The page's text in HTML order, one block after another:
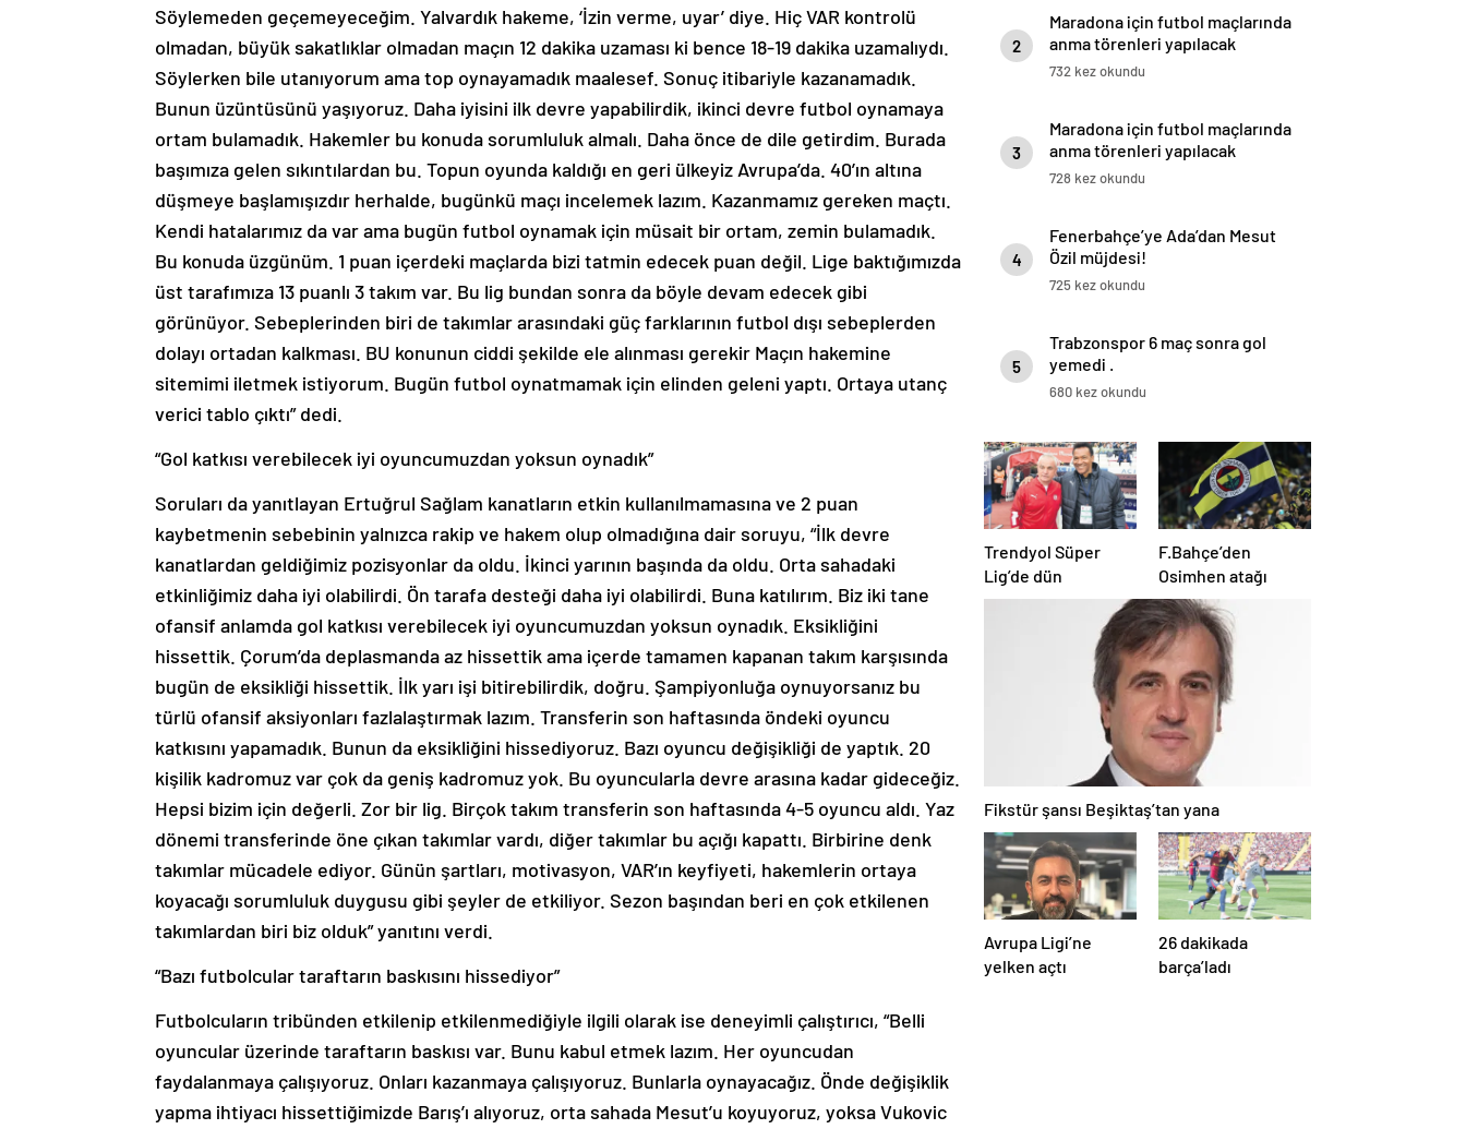
Söylemeden geçemeyeceğim. Yalvardık hakeme, ‘İzin verme, uyar’ diye. Hiç VAR kontrolü
olmadan, büyük sakatlıklar olmadan maçın 12 dakika uzaması ki bence 18-19 dakika uzamalıydı.
Söylerken bile utanıyorum ama top oynayamadık maalesef. Sonuç itibariyle kazanamadık.
Bunun üzüntüsünü yaşıyoruz. Daha iyisini ilk devre yapabilirdik, ikinci devre futbol oynamaya
ortam bulamadık. Hakemler bu konuda sorumluluk almalı. Daha önce de dile getirdim. Burada
başımıza gelen sıkıntılardan bu. Topun oyunda kaldığı en geri ülkeyiz Avrupa’da. 40’ın altına
düşmeye başlamışızdır herhalde, bugünkü maçı incelemek lazım. Kazanmamız gereken maçtı.
Kendi hatalarımız da var ama bugün futbol oynamak için müsait bir ortam, zemin bulamadık.
Bu konuda üzgünüm. 1 puan içerdeki maçlarda bizi tatmin edecek puan değil. Lige baktığımızda
üst tarafımıza 13 puanlı 3 takım var. Bu lig bundan sonra da böyle devam edecek gibi
görünüyor. Sebeplerinden biri de takımlar arasındaki güç farklarının futbol dışı sebeplerden
dolayı ortadan kalkması. BU konunun ciddi şekilde ele alınması gerekir Maçın hakemine
sitemimi iletmek istiyorum. Bugün futbol oynatmamak için elinden geleni yaptı. Ortaya utanç
verici tablo çıktı” dedi.
“Gol katkısı verebilecek iyi oyuncumuzdan yoksun oynadık”
Soruları da yanıtlayan Ertuğrul Sağlam kanatların etkin kullanılmamasına ve 2 puan
kaybetmenin sebebinin yalnızca rakip ve hakem olup olmadığına dair soruyu, “İlk devre
kanatlardan geldiğimiz pozisyonlar da oldu. İkinci yarının başında da oldu. Orta sahadaki
etkinliğimiz daha iyi olabilirdi. Ön tarafa desteği daha iyi olabilirdi. Buna katılırım. Biz iki tane
ofansif anlamda gol katkısı verebilecek iyi oyuncumuzdan yoksun oynadık. Eksikliğini
hissettik. Çorum’da deplasmanda az hissettik ama içerde tamamen kapanan takım karşısında
bugün de eksikliği hissettik. İlk yarı işi bitirebilirdik, doğru. Şampiyonluğa oynuyorsanız bu
türlü ofansif aksiyonları fazlalaştırmak lazım. Transferin son haftasında öndeki oyuncu
katkısını yapamadık. Bunun da eksikliğini hissediyoruz. Bazı oyuncu değişikliği de yaptık. 20
kişilik kadromuz var çok da geniş kadromuz yok. Bu oyuncularla devre arasına kadar gideceğiz.
Hepsi bizim için değerli. Zor bir lig. Birçok takım transferin son haftasında 4-5 oyuncu aldı. Yaz
dönemi transferinde öne çıkan takımlar vardı, diğer takımlar bu açığı kapattı. Birbirine denk
takımlar mücadele ediyor. Günün şartları, motivasyon, VAR’ın keyfiyeti, hakemlerin ortaya
koyacağı sorumluluk duygusu gibi şeyler de etkiliyor. Sezon başından beri en çok etkilenen
takımlardan biri biz olduk” yanıtını verdi.
“Bazı futbolcular taraftarın baskısını hissediyor”
Futbolcuların tribünden etkilenip etkilenmediğiyle ilgili olarak ise deneyimli çalıştırıcı, “Belli
oyuncular üzerinde taraftarın baskısı var. Bunu kabul etmek lazım. Her oyuncudan
faydalanmaya çalışıyoruz. Onları kazanmaya çalışıyoruz. Bunlarla oynayacağız. Önde değişiklik
yapma ihtiyacı hissettiğimizde Barış’ı alıyoruz, orta sahada Mesut’u koyuyoruz, yoksa Vukovic
2
Maradona için futbol maçlarında
anma törenleri yapılacak
732 kez okundu
3
Maradona için futbol maçlarında
anma törenleri yapılacak
728 kez okundu
4
Fenerbahçe’ye Ada’dan Mesut
Özil müjdesi!
725 kez okundu
5
Trabzonspor 6 maç sonra gol
yemedi .
680 kez okundu
Trendyol Süper
Lig’de dün
F.Bahçe’den
Osimhen atağı
Fikstür şansı Beşiktaş’tan yana
Avrupa Ligi’ne
yelken açtı
26 dakikada
barça’ladı